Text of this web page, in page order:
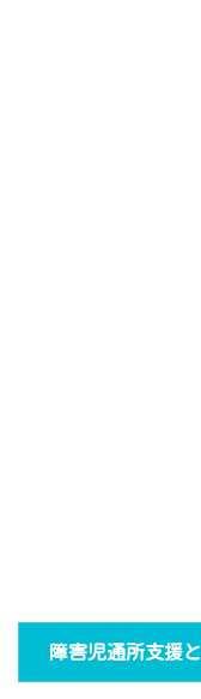
障害児通所支援